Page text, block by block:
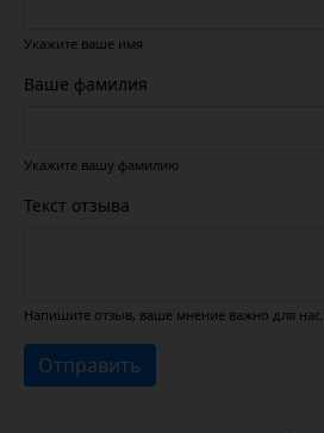
Укажите ваше имя
Ваше фамилия
Укажите вашу фамилию
Текст отзыва
Напишите отзыв, ваше мнение важно для нас.
Отправить